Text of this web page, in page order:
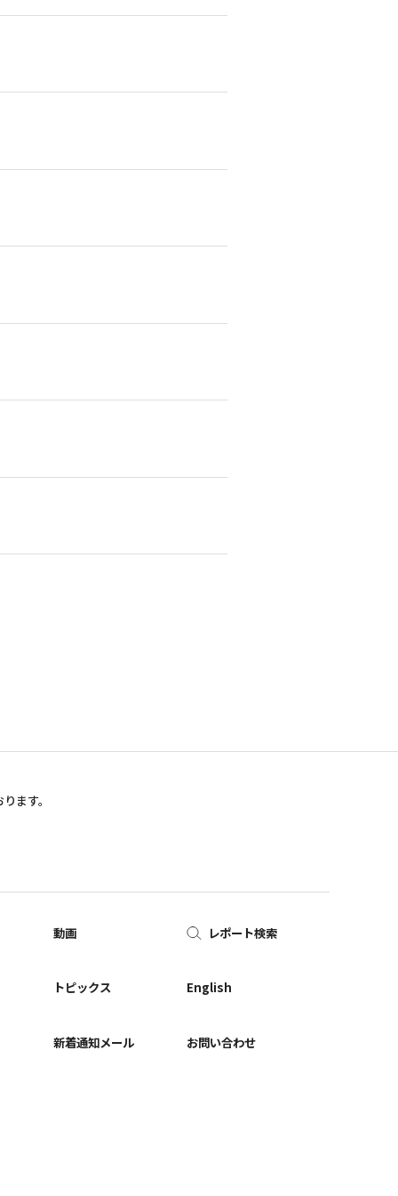
ます。
動画
トピックス
新着通知メール
レポート検索
English
お問い合わせ